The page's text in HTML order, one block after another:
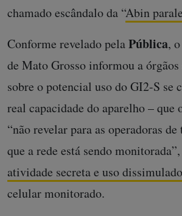
chamado escândalo da “Abin
Conforme revelado pelaPública,
de Mato Grosso informou a
sobre o potencial uso do GI2-S se
real capacidade do aparelho – que
“não revelar para as operadoras
que a rede está sendo
atividade secreta e uso
celular monitorado.